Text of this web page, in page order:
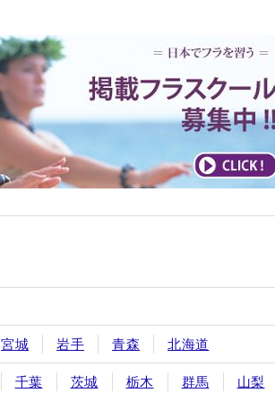
宮城 岩手 青森 北海道
千葉 茨城 栃木 群馬 山梨